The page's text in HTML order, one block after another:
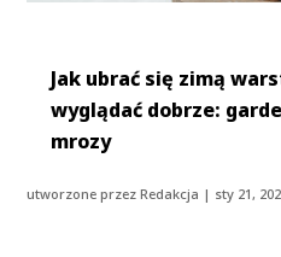
Jak ubrać się zimą
wyglądać dobrze:
mrozy
utworzone przezRedakcja | sty 21,